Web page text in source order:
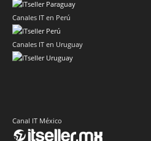
Canales IT en Perú
Canales IT en Uruguay
Canal IT México